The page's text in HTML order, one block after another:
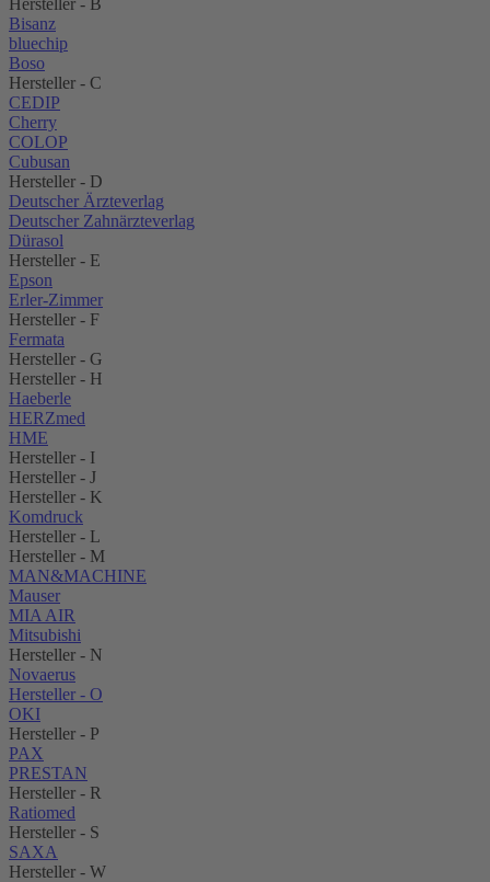
Hersteller - B
Bisanz
bluechip
Boso
Hersteller - C
CEDIP
Cherry
COLOP
Cubusan
Hersteller - D
Deutscher Ärzteverlag
Deutscher Zahnärzteverlag
Dürasol
Hersteller - E
Epson
Erler-Zimmer
Hersteller - F
Fermata
Hersteller - G
Hersteller - H
Haeberle
HERZmed
HME
Hersteller - I
Hersteller - J
Hersteller - K
Komdruck
Hersteller - L
Hersteller - M
MAN&MACHINE
Mauser
MIA AIR
Mitsubishi
Hersteller - N
Novaerus
Hersteller - O
OKI
Hersteller - P
PAX
PRESTAN
Hersteller - R
Ratiomed
Hersteller - S
SAXA
Hersteller - W